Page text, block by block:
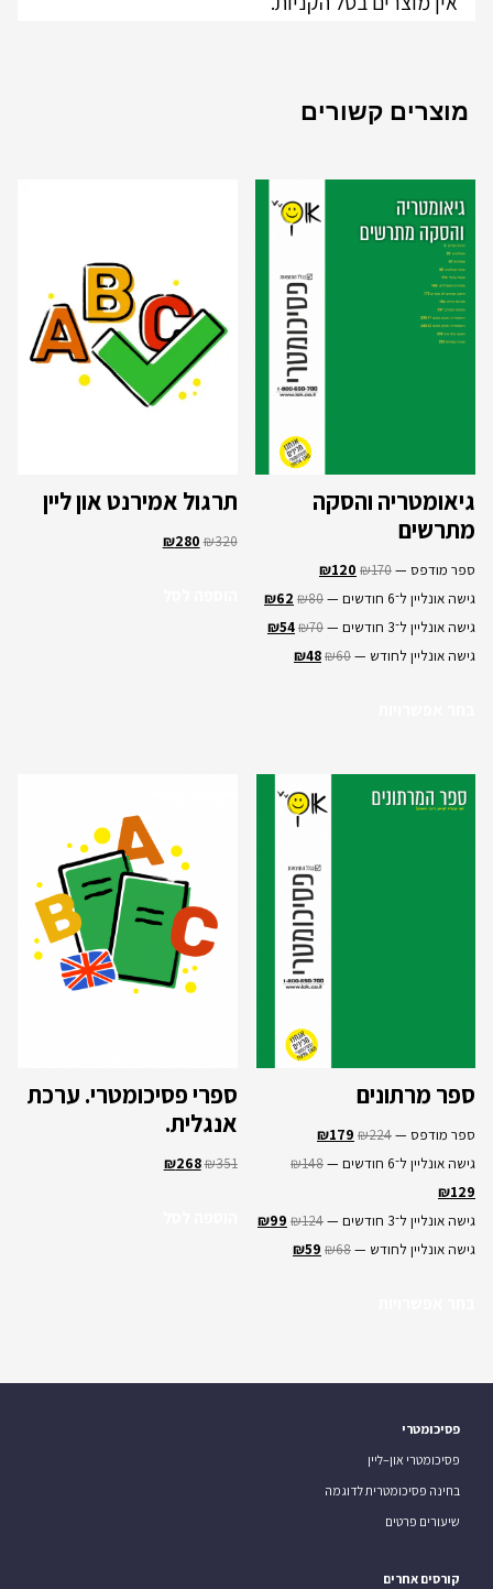
מוצרים קשורים
גיאומטריה והסקה
מתרשים
ספר מודפס — ₪170
₪120
גישה אונליין ל־6 חודשים —
₪80
₪62
גישה אונליין ל־3 חודשים —
₪70
₪54
גישה אונליין לחודש —
₪60
₪48
תרגול אמירנט און ליין
₪320
₪280
ספר מרתונים
ספר מודפס — ₪224
₪179
גישה אונליין ל־6 חודשים —
₪148
₪129
גישה אונליין ל־3 חודשים —
₪124
₪99
גישה אונליין לחודש —
₪68
₪59
ספרי פסיכומטרי. ערכת
אנגלית.
₪351
₪268
פסיכומטרי
פסיכומטרי און–ליין
בחינה פסיכומטרית לדוגמה
שיעורים פרטים
קורסים אחרים